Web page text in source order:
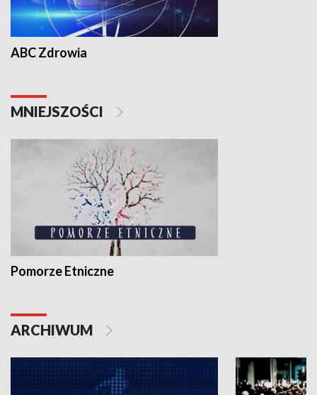
ABC Zdrowia
MNIEJSZOŚCI
Pomorze Etniczne
ARCHIWUM